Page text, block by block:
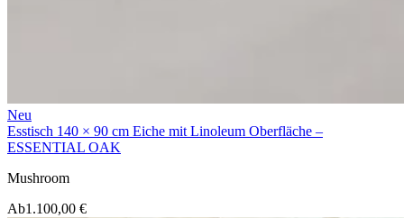
Neu
Esstisch 140 × 90 cm Eiche mit Linoleum Oberfläche –
ESSENTIAL OAK
Mushroom
Ab1.100,00 €